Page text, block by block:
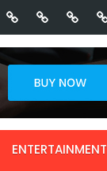
ENTERTAINMENT